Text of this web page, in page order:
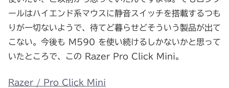
ールはハイエンド系マウスに静音スイッチを搭載するつも
りが一切ないようで、待てど暮らせどそういう製品が出て
こない。今後も M590 を使い続けるしかないかと思って
いたところで、この Razer Pro Click Mini。
Razer / Pro Click Mini